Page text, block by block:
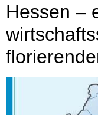
Hessen –